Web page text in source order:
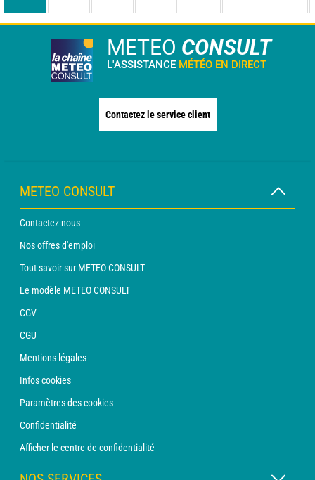
METEO CONSULT
L'ASSISTANCE MÉTÉO EN DIRECT
Contactez le service client
METEO CONSULT
Contactez-nous
Nos offres d'emploi
Tout savoir sur METEO CONSULT
Le modèle METEO CONSULT
CGV
CGU
Mentions légales
Infos cookies
Paramètres des cookies
Confidentialité
Afficher le centre de confidentialité